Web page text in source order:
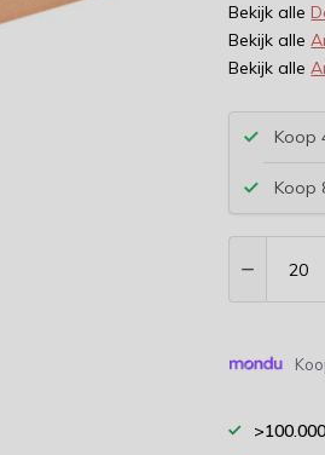
Bekijk alle
Bekijk alle
Bekijk alle
Koop
Koop